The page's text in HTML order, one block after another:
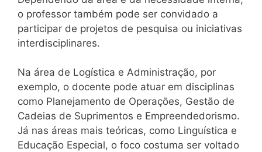
o professor também pode ser convidado a
participar de projetos de pesquisa ou iniciativas
interdisciplinares.
Na área de Logística e Administração, por
exemplo, o docente pode atuar em disciplinas
como Planejamento de Operações, Gestão de
Cadeias de Suprimentos e Empreendedorismo.
Já nas áreas mais teóricas, como Linguística e
Educação Especial, o foco costuma ser voltado